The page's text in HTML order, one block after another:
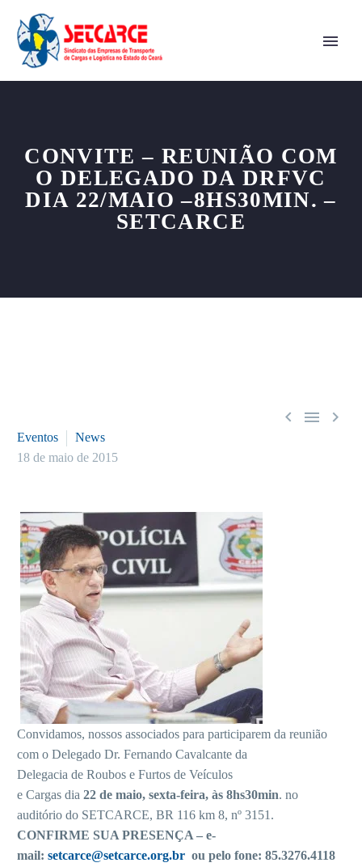
CONVITE – REUNIÃO COM
O DELEGADO DA DRFVC
DIA 22/MAIO –8HS30MIN. –
SETCARCE
  
Eventos
News
18 de maio de 2015
Convidamos, nossos associados para participarem da reunião
com o Delegado Dr. Fernando Cavalcante da
Delegacia de Roubos e Furtos de Veículos
e Cargas dia 22 de maio, sexta-feira, às 8hs30min. no
auditório do SETCARCE, BR 116 km 8, nº 3151.
CONFIRME SUA PRESENÇA – e-
mail: setcarce@setcarce.org.br ou pelo fone: 85.3276.4118